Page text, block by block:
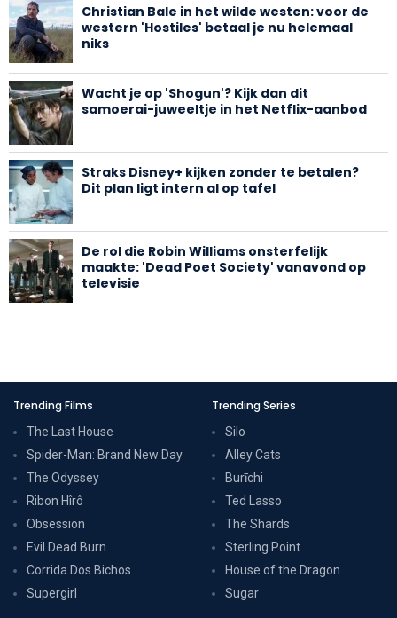
Christian Bale in het wilde westen: voor de
western 'Hostiles' betaal je nu helemaal
niks
Wacht je op 'Shogun'? Kijk dan dit
samoerai-juweeltje in het Netflix-aanbod
Straks Disney+ kijken zonder te betalen?
Dit plan ligt intern al op tafel
De rol die Robin Williams onsterfelijk
maakte: 'Dead Poet Society' vanavond op
televisie
Trending Films
The Last House
Spider-Man: Brand New Day
The Odyssey
Ribon Hîrô
Obsession
Evil Dead Burn
Corrida Dos Bichos
Supergirl
Trending Series
Silo
Alley Cats
Burīchi
Ted Lasso
The Shards
Sterling Point
House of the Dragon
Sugar